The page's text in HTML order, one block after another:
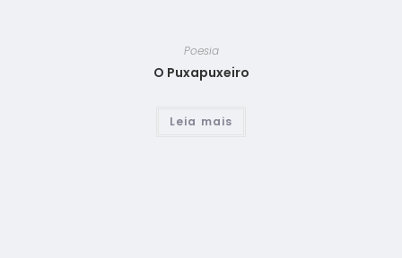
Poesia
O Puxapuxeiro
Leia mais